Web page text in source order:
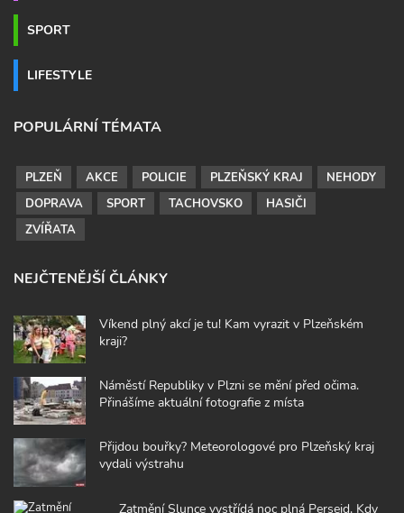
SPORT
LIFESTYLE
POPULÁRNÍ TÉMATA
PLZEŇ AKCE POLICIE PLZEŇSKÝ KRAJ
NEHODY
DOPRAVA
SPORT TACHOVSKO
HASIČI
ZVÍŘATA
NEJČTENĚJŠÍ ČLÁNKY
Víkend plný akcí je tu! Kam vyrazit v Plzeňském
kraji?
Náměstí Republiky v Plzni se mění před očima.
Přinášíme aktuální fotografie z místa
Přijdou bouřky? Meteorologové pro Plzeňský kraj
vydali výstrahu
Zatmění Slunce vystřídá noc plná Perseid. Kdy